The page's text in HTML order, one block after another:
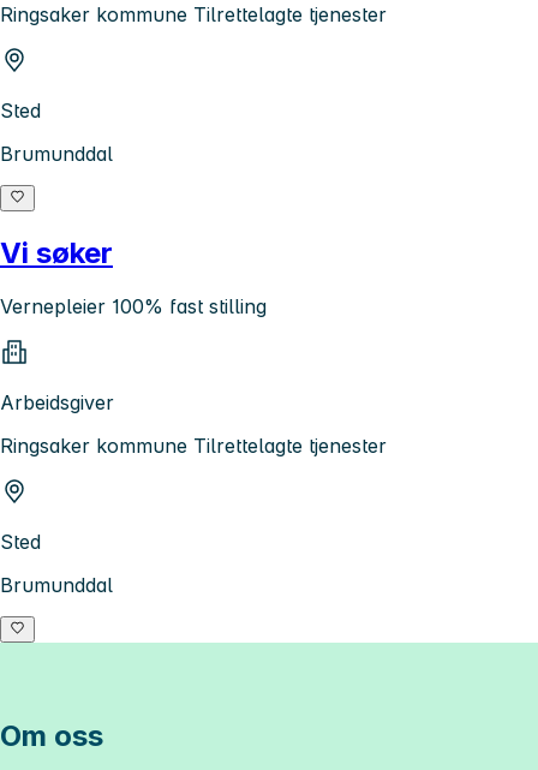
Ringsaker kommune Tilrettelagte tjenester
Sted
Brumunddal
Vi søker
Vernepleier 100% fast stilling
Arbeidsgiver
Ringsaker kommune Tilrettelagte tjenester
Sted
Brumunddal
Om oss